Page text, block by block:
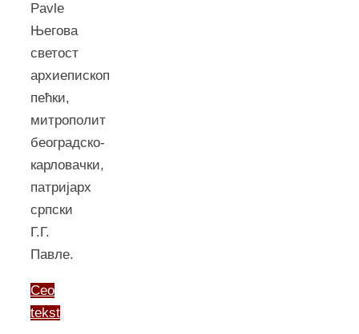
Pavle
Његова
светост
архиепископ
пећки,
митрополит
београдско-
карловачки,
патријарх
српски
Г.Г.
Павле.
Ceo
tekst